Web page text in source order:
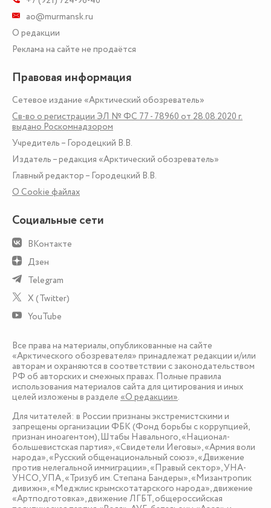
ao@murmansk.ru
О редакции
Реклама на сайте не продаётся
Правовая информация
Сетевое издание «Арктический обозреватель»
Св-во о регистрации ЭЛ № ФС 77 - 78960 от 28.08.2020 г.
выдано Роскомнадзором
Учредитель – Городецкий В.В.
Издатель – редакция «Арктический обозреватель»
Главный редактор – Городецкий В.В.
О Сookie файлах
Социальные сети
ВКонтакте
Дзен
Telegram
X (Twitter)
YouTube
Все права на материалы, опубликованные на сайте
«Арктического обозревателя» принадлежат редакции и/или
авторам и охраняются в соответствии с законодательством
РФ об авторских и смежных правах. Полные правила
использования материалов сайта для цитирования и иных
целей изложены в разделе «О редакции».
Для читателей: в России признаны экстремистскими и
запрещены организации ФБК (Фонд борьбы с коррупцией,
признан иноагентом), Штабы Навального, «Национал-
большевистская партия», «Свидетели Иеговы», «Армия воли
народа», «Русский общенациональный союз», «Движение
против нелегальной иммиграции», «Правый сектор», УНА-
УНСО, УПА, «Тризуб им. Степана Бандеры», «Мизантропик
дивижн», «Меджлис крымскотатарского народа», движение
«Артподготовка», движение ЛГБТ, общероссийская